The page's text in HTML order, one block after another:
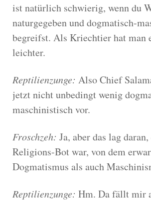
ist natürlich schwierig, wenn du
naturgegeben und dogmatisch-
begreifst. Als Kriechtier hat man
leichter.
Reptilienzunge: Also Chief
jetzt nicht unbedingt wenig
maschinistisch vor.
Froschzeh: Ja, aber das lag
Religions-Bot war, von dem
Dogmatismus als auch
Reptilienzunge: Hm. Da fällt mir